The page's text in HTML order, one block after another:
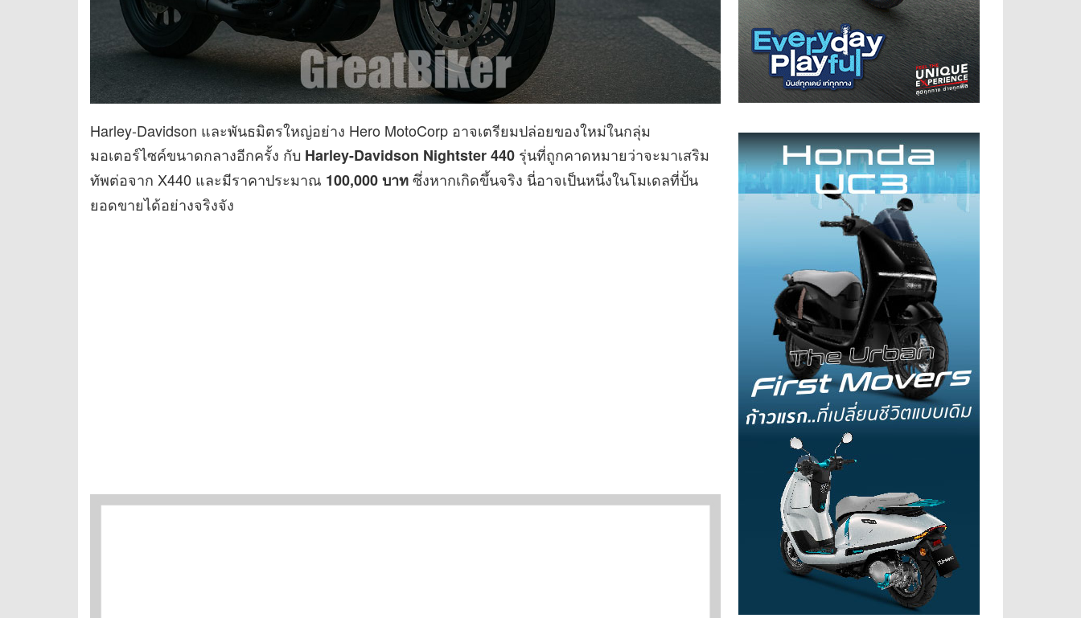
Harley-Davidson และพันธมิตรใหญ่อย่าง Hero MotoCorp อาจเตรียมปล่อยของใหม่ในกลุ่ม
มอเตอร์ไซค์ขนาดกลางอีกครั้ง กับ Harley-Davidson Nightster 440 รุ่นที่ถูกคาดหมายว่าจะมาเสริม
ทัพต่อจาก X440 และมีราคาประมาณ 100,000 บาทซึ่งหากเกิดขึ้นจริง นี่อาจเป็นหนึ่งในโมเดลที่ปั้น
ยอดขายได้อย่างจริงจัง